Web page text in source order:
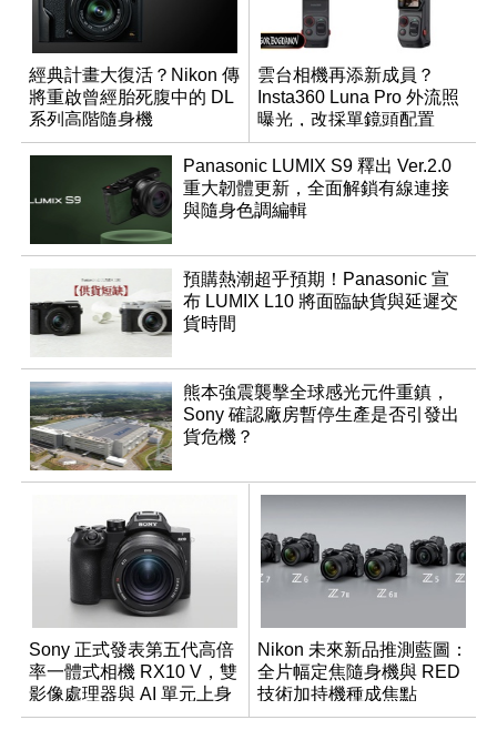
經典計畫大復活？Nikon 傳
將重啟曾經胎死腹中的 DL
系列高階隨身機
雲台相機再添新成員？
Insta360 Luna Pro 外流照
曝光，改採單鏡頭配置
Panasonic LUMIX S9 釋出 Ver.2.0
重大韌體更新，全面解鎖有線連接
與隨身色調編輯
預購熱潮超乎預期！Panasonic 宣
布 LUMIX L10 將面臨缺貨與延遲交
貨時間
熊本強震襲擊全球感光元件重鎮，
Sony 確認廠房暫停生產是否引發出
貨危機？
Sony 正式發表第五代高倍
率一體式相機 RX10 V，雙
影像處理器與 AI 單元上身
Nikon 未來新品推測藍圖：
全片幅定焦隨身機與 RED
技術加持機種成焦點